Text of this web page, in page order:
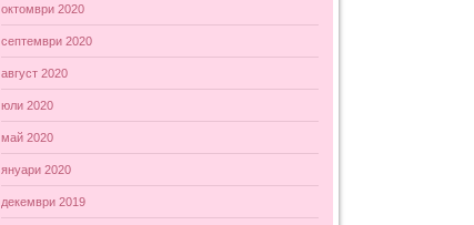
октомври 2020
септември 2020
август 2020
юли 2020
май 2020
януари 2020
декември 2019